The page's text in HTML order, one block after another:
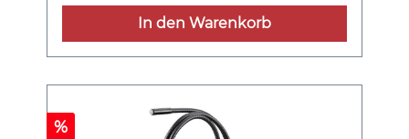
verschiedenen Lichtverhältnissen, 1 x 9 V-
Blockbatterie (6LR61)In den Warenkorb
%